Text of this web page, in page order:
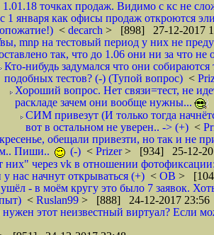
1.01.18 точках продаж. Видимо с кс не
1 января как офисы продаж откроются
< decarch > [898] 27-12-2017
mnp на тестовый период у них не
так, что до 1.06 они ни за что не
Кто-нибудь задумался что они
подобных тестов? (-) (Тупой вопрос) <
Хороший вопрос. Нет связи=тест, не
раскладе зачем они вообще нужны...
СИМ привезут (И только тогда
вот в остальном не уверен.. -> (+) <
обещали привезти, но так и не
Пиши..
(-) < Prizer> [934] 25-12-
них" через vk в отношении
нас начнут открываться (+) < ОВ >
- в моём кругу это было 7 заявок.
< Ruslan99 > [888] 24-12-2017 23:56
нужен этот неизвестный виртуал? Если